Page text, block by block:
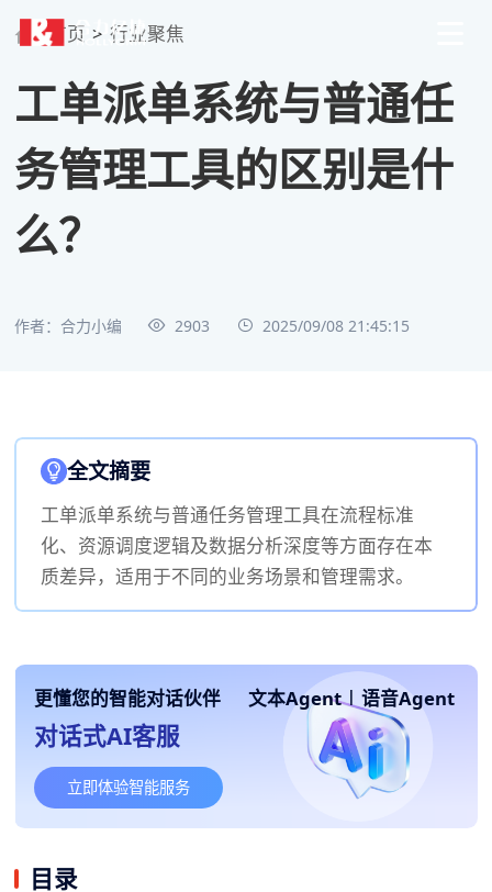
首页 > 行业聚焦
工单派单系统与普通任
务管理工具的区别是什
么？
作者：合力小编 2903 2025/09/08 21:45:15
全文摘要
工单派单系统与普通任务管理工具在流程标准
化、资源调度逻辑及数据分析深度等方面存在本
质差异，适用于不同的业务场景和管理需求。
更懂您的智能对话伙伴 文本Agent | 语音Agent
对话式AI客服
立即体验智能服务
目录